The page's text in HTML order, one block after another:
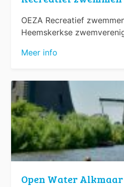
OEZA Recreatief
Heemskerkse
Meer info
Open Water Alkmaar